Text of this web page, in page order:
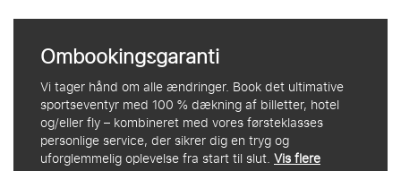
Ombookingsgaranti
Vi tager hånd om alle ændringer. Book det ultimative
sportseventyr med 100 % dækning af billetter, hotel
og/eller fly – kombineret med vores førsteklasses
personlige service, der sikrer dig en tryg og
uforglemmelig oplevelse fra start til slut.Vis flere